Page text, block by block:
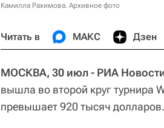
Камилла Рахимова. Архивное фото
Читать в МАКС Дзен
МОСКВА, 30 июл - РИА
вышла во второй круг турнира
превышает 920 тысяч долларов.